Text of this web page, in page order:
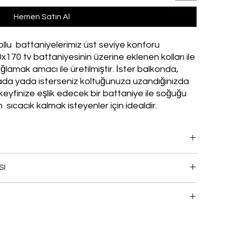
Hemen Satın Al
battaniyelerimiz üst seviye konforu
tv battaniyesinin üzerine eklenen kolları ile
amacı ile üretilmiştir. İster balkonda,
yada isterseniz koltuğunuza uzandığınızda
eşlik edecek bir battaniye ile soğuğu
kalmak isteyenler için idealdir.
hediye ederek ona da sıcacık bir armağan ver!